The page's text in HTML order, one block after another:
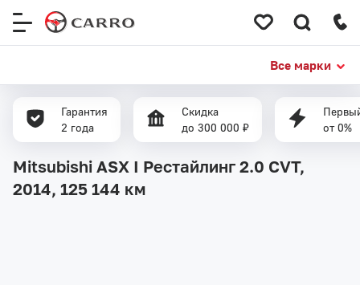
Все марки
Гарантия
2 года
Скидка
до 300 000 ₽
от 0%
Mitsubishi ASX I Рестайлинг 2.0 CVT,
2014, 125 144 км